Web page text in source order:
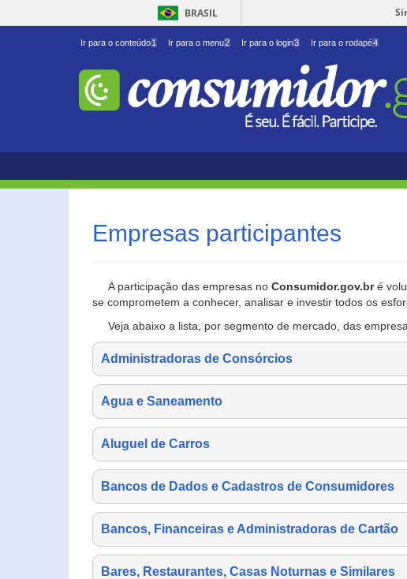
BRASIL
Ir para o conteúdo1 Ir para o menu2 Ir para o login3 Ir para o rodapé4
Empresas participantes
A participação das empresas no Consumidor.gov.bré
se comprometem a conhecer, analisar e investir todos os
Veja abaixo a lista, por segmento de mercado, das
Administradoras de Consórcios
Agua e Saneamento
Aluguel de Carros
Bancos de Dados e Cadastros de Consumidores
Bancos, Financeiras e Administradoras de Cartão
Bares, Restaurantes, Casas Noturnas e Similares